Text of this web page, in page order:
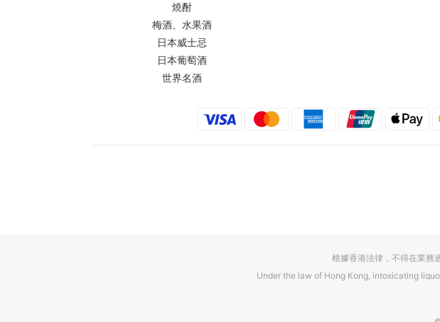
燒酎
梅酒、水果酒
日本威士忌
日本葡萄酒
世界名酒
根據香港法律，不得在業務
Under the law of Hong Kong, intoxicating